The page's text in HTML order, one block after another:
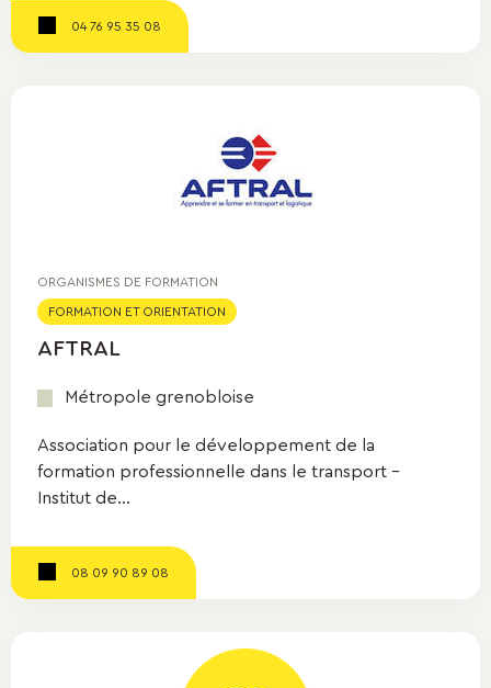
04 76 95 35 08
ORGANISMES DE FORMATION
FORMATION ET ORIENTATION
AFTRAL
Métropole grenobloise
Association pour le développement de la
formation professionnelle dans le transport -
Institut de...
08 09 90 89 08